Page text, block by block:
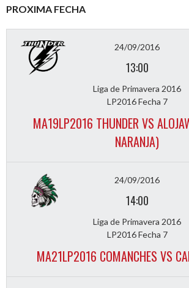
PROXIMA FECHA
24/09/2016
13:00
Liga de Primavera 2016
LP2016 Fecha 7
MA19LP2016 THUNDER VS
NARANJA)
24/09/2016
14:00
Liga de Primavera 2016
LP2016 Fecha 7
MA21LP2016 COMANCHES VS